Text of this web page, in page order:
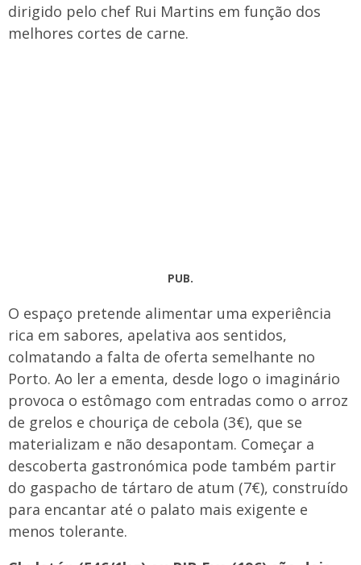
dirigido pelo chef Rui Martins em função dos
melhores cortes de carne.
PUB.
O espaço pretende alimentar uma experiência
rica em sabores, apelativa aos sentidos,
colmatando a falta de oferta semelhante no
Porto. Ao ler a ementa, desde logo o imaginário
provoca o estômago com entradas como o arroz
de grelos e chouriça de cebola (3€), que se
materializam e não desapontam. Começar a
descoberta gastronómica pode também partir
do gaspacho de tártaro de atum (7€), construído
para encantar até o palato mais exigente e
menos tolerante.